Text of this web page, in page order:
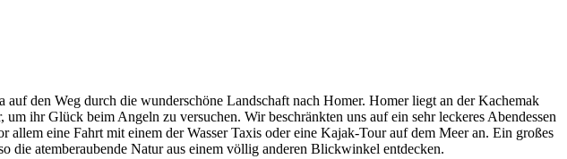
den Weg durch die wunderschöne Landschaft nach Homer. Homer liegt an der Kachemak
ihr Glück beim Angeln zu versuchen. Wir beschränkten uns auf ein sehr leckeres Abendessen
eine Fahrt mit einem der Wasser Taxis oder eine Kajak-Tour auf dem Meer an. Ein großes
die atemberaubende Natur aus einem völlig anderen Blickwinkel entdecken.